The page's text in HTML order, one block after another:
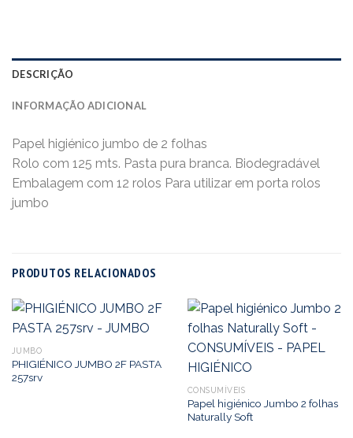
DESCRIÇÃO
INFORMAÇÃO ADICIONAL
Papel higiénico jumbo de 2 folhas
Rolo com 125 mts. Pasta pura branca. Biodegradável
Embalagem com 12 rolos Para utilizar em porta rolos
jumbo
PRODUTOS RELACIONADOS
JUMBO
PHIGIÉNICO JUMBO 2F PASTA
257srv
CONSUMÍVEIS
Papel higiénico Jumbo 2 folhas
Naturally Soft